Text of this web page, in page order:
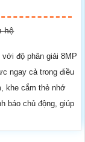
hệ
với độ phân giải 8MP
ngay cả trong điều
khe cắm thẻ nhớ
báo chủ động, giúp